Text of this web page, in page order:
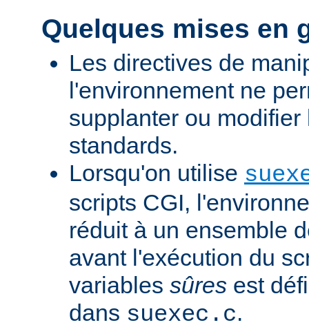
Quelques mises en
Les directives de
l'environnement ne
supplanter ou
standards.
Lorsqu'on utilise
scripts CGI,
réduit à un ensemble
avant l'exécution du
variables sûres est
dans suexec.c.